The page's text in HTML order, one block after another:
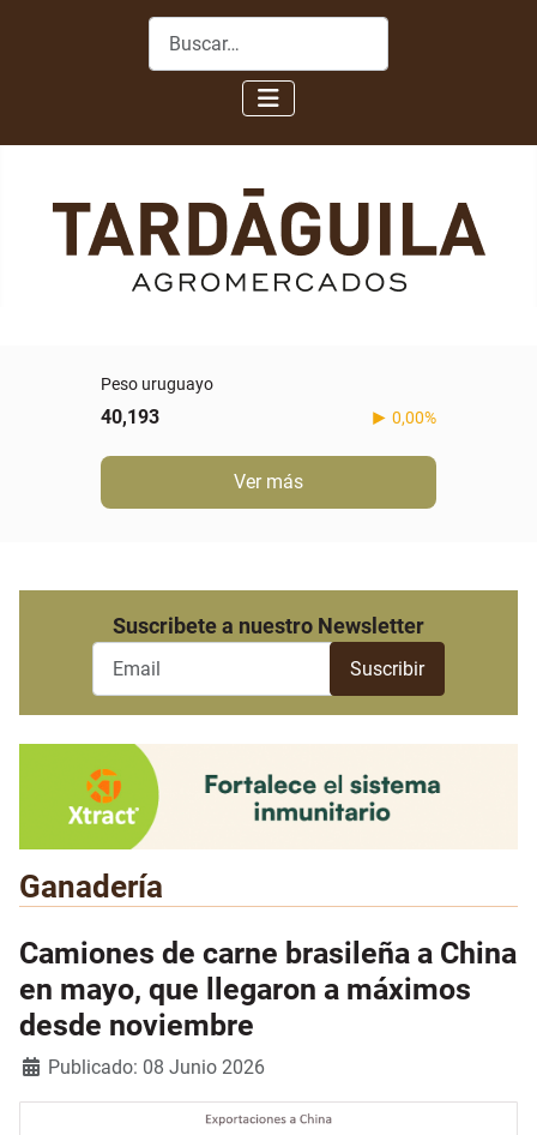
Buscar
Peso uruguayo
40,193 0,00%
Ver más
Suscribete a nuestro Newsletter
Ganadería
Camiones de carne brasileña a China
en mayo, que llegaron a máximos
desde noviembre
Detalles
Publicado: 08 Junio 2026